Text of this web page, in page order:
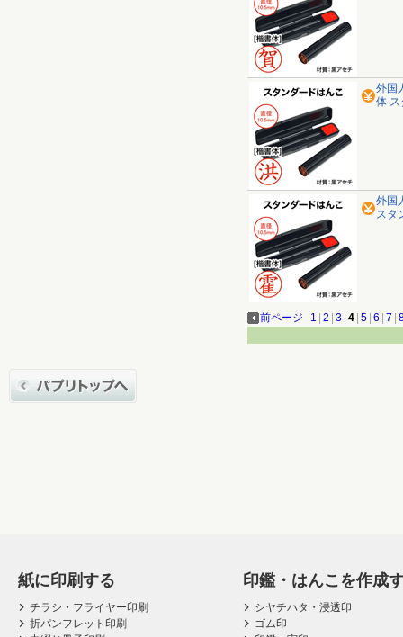
外国
体 ス
外国
スタ
前ページ 1 2 3 4 5 6 7
紙に印刷する
チラシ・フライヤー印刷
折パンフレット印刷
印鑑・はんこを作成
シヤチハタ・浸透印
ゴム印